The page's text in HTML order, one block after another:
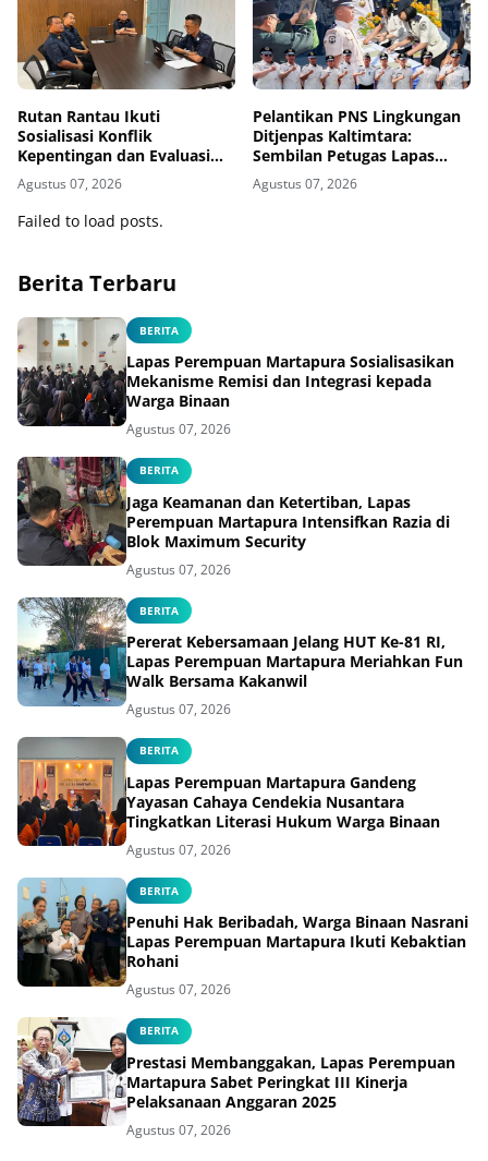
Rutan Rantau Ikuti
Sosialisasi Konflik
Kepentingan dan Evaluasi
Caraka LHKAN Secara Virtual
Agustus 07, 2026
Pelantikan PNS Lingkungan
Ditjenpas Kaltimtara:
Sembilan Petugas Lapas
Bontang Resmi Diangkat
Agustus 07, 2026
Failed to load posts.
Berita Terbaru
BERITA
Lapas Perempuan Martapura Sosialisasikan
Mekanisme Remisi dan Integrasi kepada
Warga Binaan
Agustus 07, 2026
BERITA
Jaga Keamanan dan Ketertiban, Lapas
Perempuan Martapura Intensifkan Razia di
Blok Maximum Security
Agustus 07, 2026
BERITA
Pererat Kebersamaan Jelang HUT Ke-81 RI,
Lapas Perempuan Martapura Meriahkan Fun
Walk Bersama Kakanwil
Agustus 07, 2026
BERITA
Lapas Perempuan Martapura Gandeng
Yayasan Cahaya Cendekia Nusantara
Tingkatkan Literasi Hukum Warga Binaan
Agustus 07, 2026
BERITA
Penuhi Hak Beribadah, Warga Binaan Nasrani
Lapas Perempuan Martapura Ikuti Kebaktian
Rohani
Agustus 07, 2026
BERITA
Prestasi Membanggakan, Lapas Perempuan
Martapura Sabet Peringkat III Kinerja
Pelaksanaan Anggaran 2025
Agustus 07, 2026